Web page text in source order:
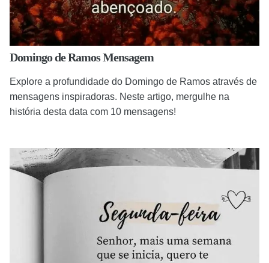
Domingo de Ramos Mensagem
Explore a profundidade do Domingo de Ramos através de
mensagens inspiradoras. Neste artigo, mergulhe na
história desta data com 10 mensagens!